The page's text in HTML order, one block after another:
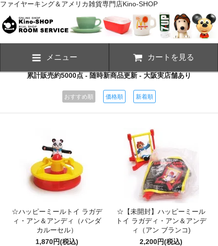
ファイヤーキング＆アメリカ雑貨専門店Kino-SHOP
メニュー カートを見る
累計販売約5000点 - 随時新商品更新 - 大阪実店舗あり
おすすめ順 価格順 新着順
☆ハッピーミールトイ ラガデ
ィ・アン＆アンディ（パンダ
カルーセル）
1,870円(税込)
☆【未開封】ハッピーミール
トイ ラガディ・アン＆アンデ
ィ（アン ブランコ)
2,200円(税込)